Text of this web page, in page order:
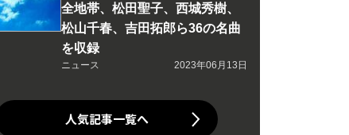
全地帯、松田聖子、西城秀樹、
松山千春、吉田拓郎ら36の名曲
を収録
ニュース 2023年06月13日
人気記事一覧へ